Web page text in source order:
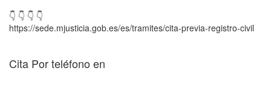
👇 👇 👇 👇
https://sede.mjusticia.gob.es/es/tramites/cita-previa-registro-civil
Cita Por teléfono en